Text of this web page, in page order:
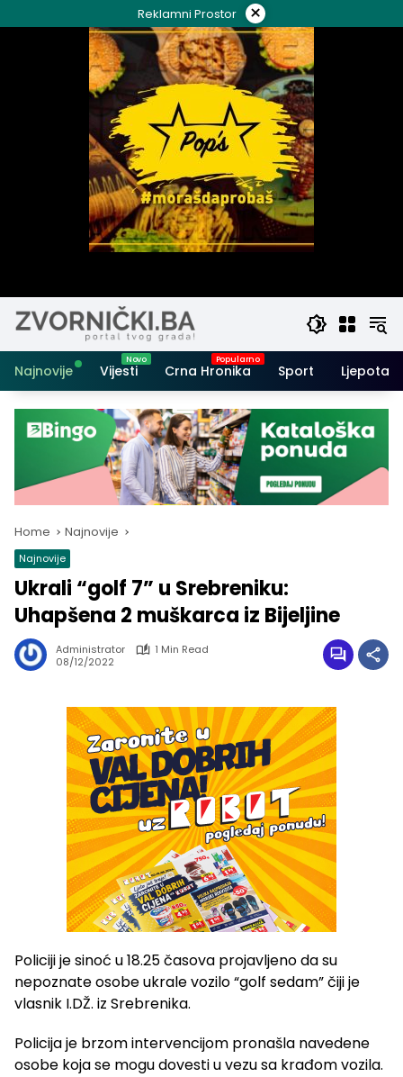
to
Reklamni Prostor ×
Najnovije Vijesti Crna Hronika Sport Ljepota i
Home Najnovije
Najnovije
Ukrali “golf 7” u Srebreniku:
Uhapšena 2 muškarca iz Bijeljine
Administrator
1 Min Read
08/12/2022
Policiji je sinoć u 18.25 časova projavljeno da su
nepoznate osobe ukrale vozilo “golf sedam” čiji je
vlasnik I.DŽ. iz Srebrenika.
Policija je brzom intervencijom pronašla navedene
osobe koja se mogu dovesti u vezu sa krađom vozila.